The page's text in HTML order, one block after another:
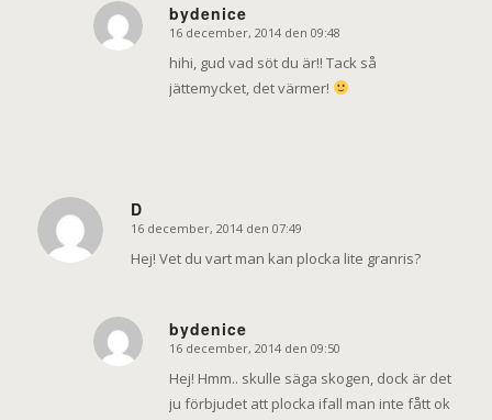
bydenice
says:
16 december, 2014 den 09:48
hihi, gud vad söt du är!! Tack så
jättemycket, det värmer!
D
says:
16 december, 2014 den 07:49
Hej! Vet du vart man kan plocka lite granris?
bydenice
says:
16 december, 2014 den 09:50
Hej! Hmm.. skulle säga skogen, dock är det
ju förbjudet att plocka ifall man inte fått ok